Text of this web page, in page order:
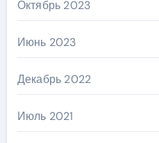
Октябрь 2023
Июнь 2023
Декабрь 2022
Июль 2021